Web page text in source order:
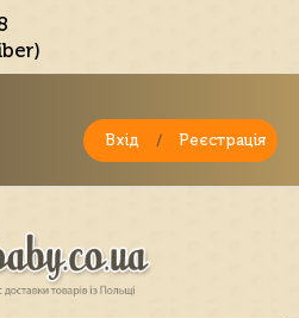
Вхід / Реєстрація